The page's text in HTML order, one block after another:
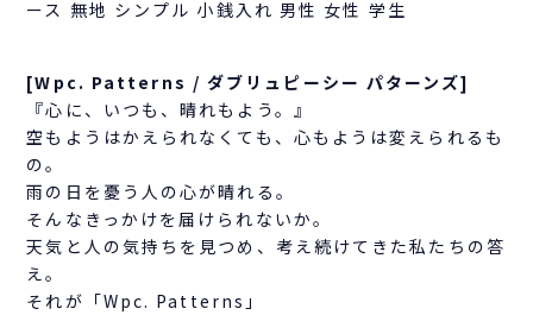
ース 無地 シンプル 小銭入れ 男性 女性 学生
[Wpc. Patterns / ダブリュピーシー パターンズ]
『心に、いつも、晴れもよう。』
空もようはかえられなくても、心もようは変えられるも
の。
雨の日を憂う人の心が晴れる。
そんなきっかけを届けられないか。
天気と人の気持ちを見つめ、考え続けてきた私たちの答
え。
それが「Wpc. Patterns」